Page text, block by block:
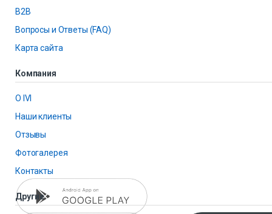
B2B
Вопросы и Ответы (FAQ)
Карта сайта
Компания
О IVI
Наши клиенты
Отзывы
Фотогалерея
Контакты
Другие